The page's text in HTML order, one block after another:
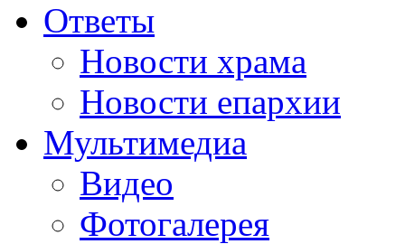
Ответы
Новости храма
Новости епархии
Мультимедиа
Видео
Фотогалерея